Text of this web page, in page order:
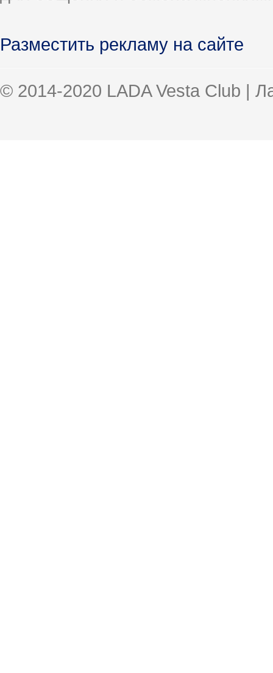
Разместить рекламу на сайте
© 2014-2020 LADA Vesta Club |